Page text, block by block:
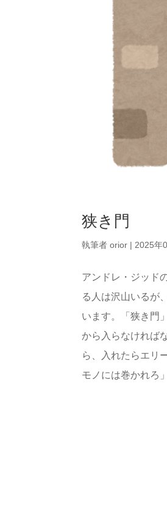
狭き門
執筆者orior | 2025年
アンドレ・ジッド
る人は沢山いるが
います。「狭き門
から入らなければ
ら、入れたらエリ
モノには巻かれろ